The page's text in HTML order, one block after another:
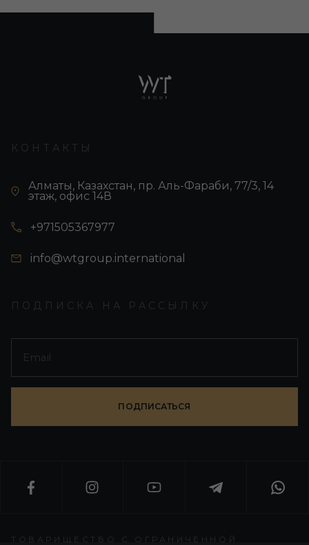
КОНТАКТЫ
Алматы, Казахстан, пр. Аль-Фараби, 77/3, 14
этаж, офис 14В
+971505367977
info@wtgroup.international
ПОДПИСКА НА РАССЫЛКУ
ПОДПИСАТЬСЯ
ТОВАРИЩЕСТВО С ОГРАНИЧЕННОЙ